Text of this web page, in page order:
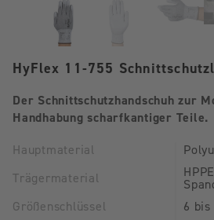
HyFlex 11-755
Der Schnittschutzhandschuh zur
Handhabung scharfkantiger Teile.
Hauptmaterial
Trägermaterial
Größenschlüssel
6 bis